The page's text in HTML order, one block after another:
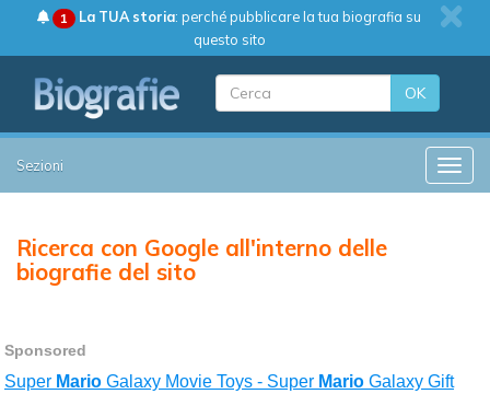
1 La TUA storia: perché pubblicare la tua biografia su
questo sito
OK
Sezioni
Ricerca con Google all'interno delle
biografie del sito